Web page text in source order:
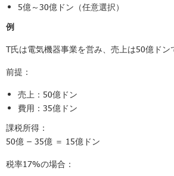
5億～30億ドン（任意選択）
例
T氏は電気機器事業を営み、売上は50億ドン
前提：
売上：50億ドン
費用：35億ドン
課税所得：
50億 − 35億 ＝ 15億ドン
税率17%の場合：